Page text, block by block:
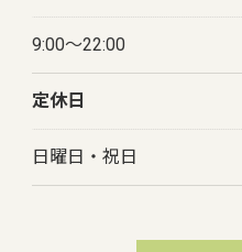
9:00～22:00
定休日
日曜日・祝日